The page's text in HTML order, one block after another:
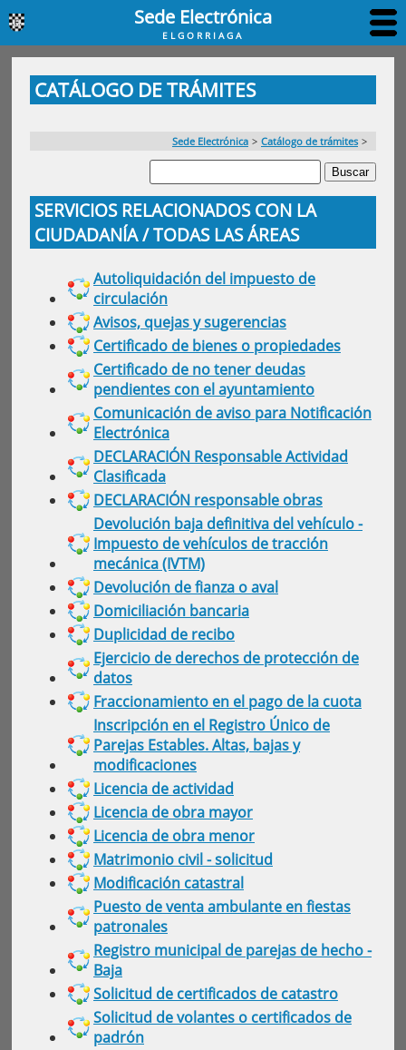
Sede Electrónica
ELGORRIAGA
CATÁLOGO DE TRÁMITES
Sede Electrónica > Catálogo de trámites >
SERVICIOS RELACIONADOS CON LA
CIUDADANÍA / TODAS LAS ÁREAS
Autoliquidación del impuesto de
circulación
Avisos, quejas y sugerencias
Certificado de bienes o propiedades
Certificado de no tener deudas
pendientes con el ayuntamiento
Comunicación de aviso para Notificación
Electrónica
DECLARACIÓN Responsable Actividad
Clasificada
DECLARACIÓN responsable obras
Devolución baja definitiva del vehículo -
Impuesto de vehículos de tracción
mecánica (IVTM)
Devolución de fianza o aval
Domiciliación bancaria
Duplicidad de recibo
Ejercicio de derechos de protección de
datos
Fraccionamiento en el pago de la cuota
Inscripción en el Registro Único de
Parejas Estables. Altas, bajas y
modificaciones
Licencia de actividad
Licencia de obra mayor
Licencia de obra menor
Matrimonio civil - solicitud
Modificación catastral
Puesto de venta ambulante en fiestas
patronales
Registro municipal de parejas de hecho -
Baja
Solicitud de certificados de catastro
Solicitud de volantes o certificados de
padrón